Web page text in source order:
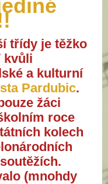
třídy je těžko
kvůli
a kulturní
Pardubic.
žáci
roce
kolech
(mnohdy